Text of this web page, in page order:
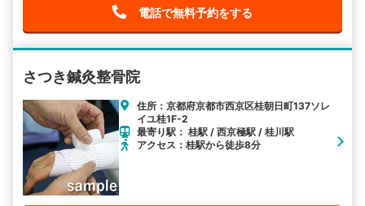
電話で無料予約をする
さつき鍼灸整骨院
住所：京都府京都市西京区桂朝日町137ソレ
イユ桂1F-2
最寄り駅： 桂駅 / 西京極駅 / 桂川駅
アクセス：桂駅から徒歩8分